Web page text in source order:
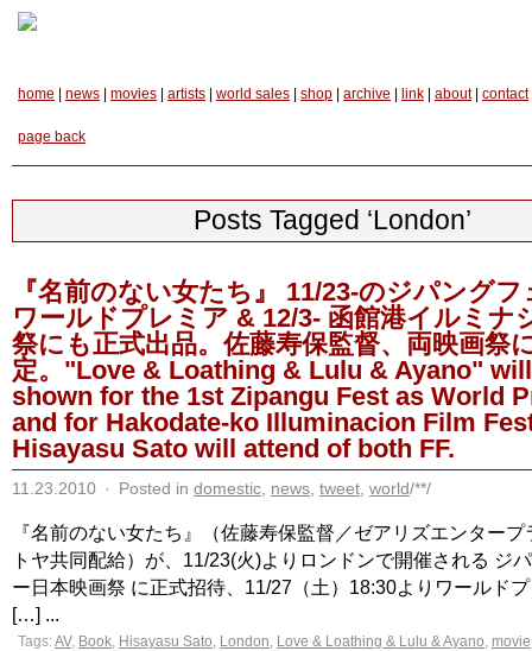
home news movies artists world sales shop archive link about| contact
page back
Posts Tagged ‘London’
『名前のない女たち』 11/23-のジパング
ワールドプレミア & 12/3- 函館港イルミナ
祭にも正式出品。佐藤寿保監督、両映画祭
定。"Love & Loathing & Lulu & Ayano"
shown for the 1st Zipangu Fest as World
and for Hakodate-ko Illuminacion Film
Hisayasu Sato will attend of both FF.
11.23.2010 · Posted in domestic news tweet world/**/
『名前のない女たち』（佐藤寿保監督／ゼアリズエンター
トヤ共同配給）が、11/23(火)よりロンドンで開催される ジ
ー日本映画祭 に正式招待、11/27（土）18:30よりワールド
[…] ...
Tags:AV, Book, Hisayasu Sato, London, Love & Loathing & Lulu & Ayano, movie